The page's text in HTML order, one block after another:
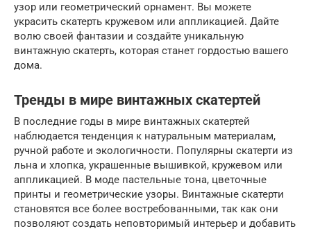
узор или геометрический орнамент. Вы можете
украсить скатерть кружевом или аппликацией. Дайте
волю своей фантазии и создайте уникальную
винтажную скатерть, которая станет гордостью вашего
дома.
Тренды в мире винтажных скатертей
В последние годы в мире винтажных скатертей
наблюдается тенденция к натуральным материалам,
ручной работе и экологичности. Популярны скатерти из
льна и хлопка, украшенные вышивкой, кружевом или
аппликацией. В моде пастельные тона, цветочные
принты и геометрические узоры. Винтажные скатерти
становятся все более востребованными, так как они
позволяют создать неповторимый интерьер и добавить